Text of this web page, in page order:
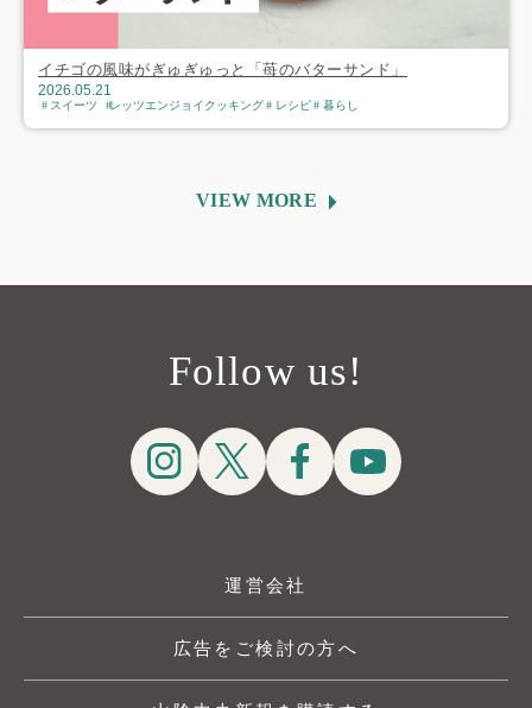
イチゴの風味がぎゅぎゅっと「苺のバターサンド」
2026.05.21
スイーツ レッツエンジョイクッキング レシピ 暮らし
VIEW MORE
Follow us!
運営会社
広告をご検討の方へ